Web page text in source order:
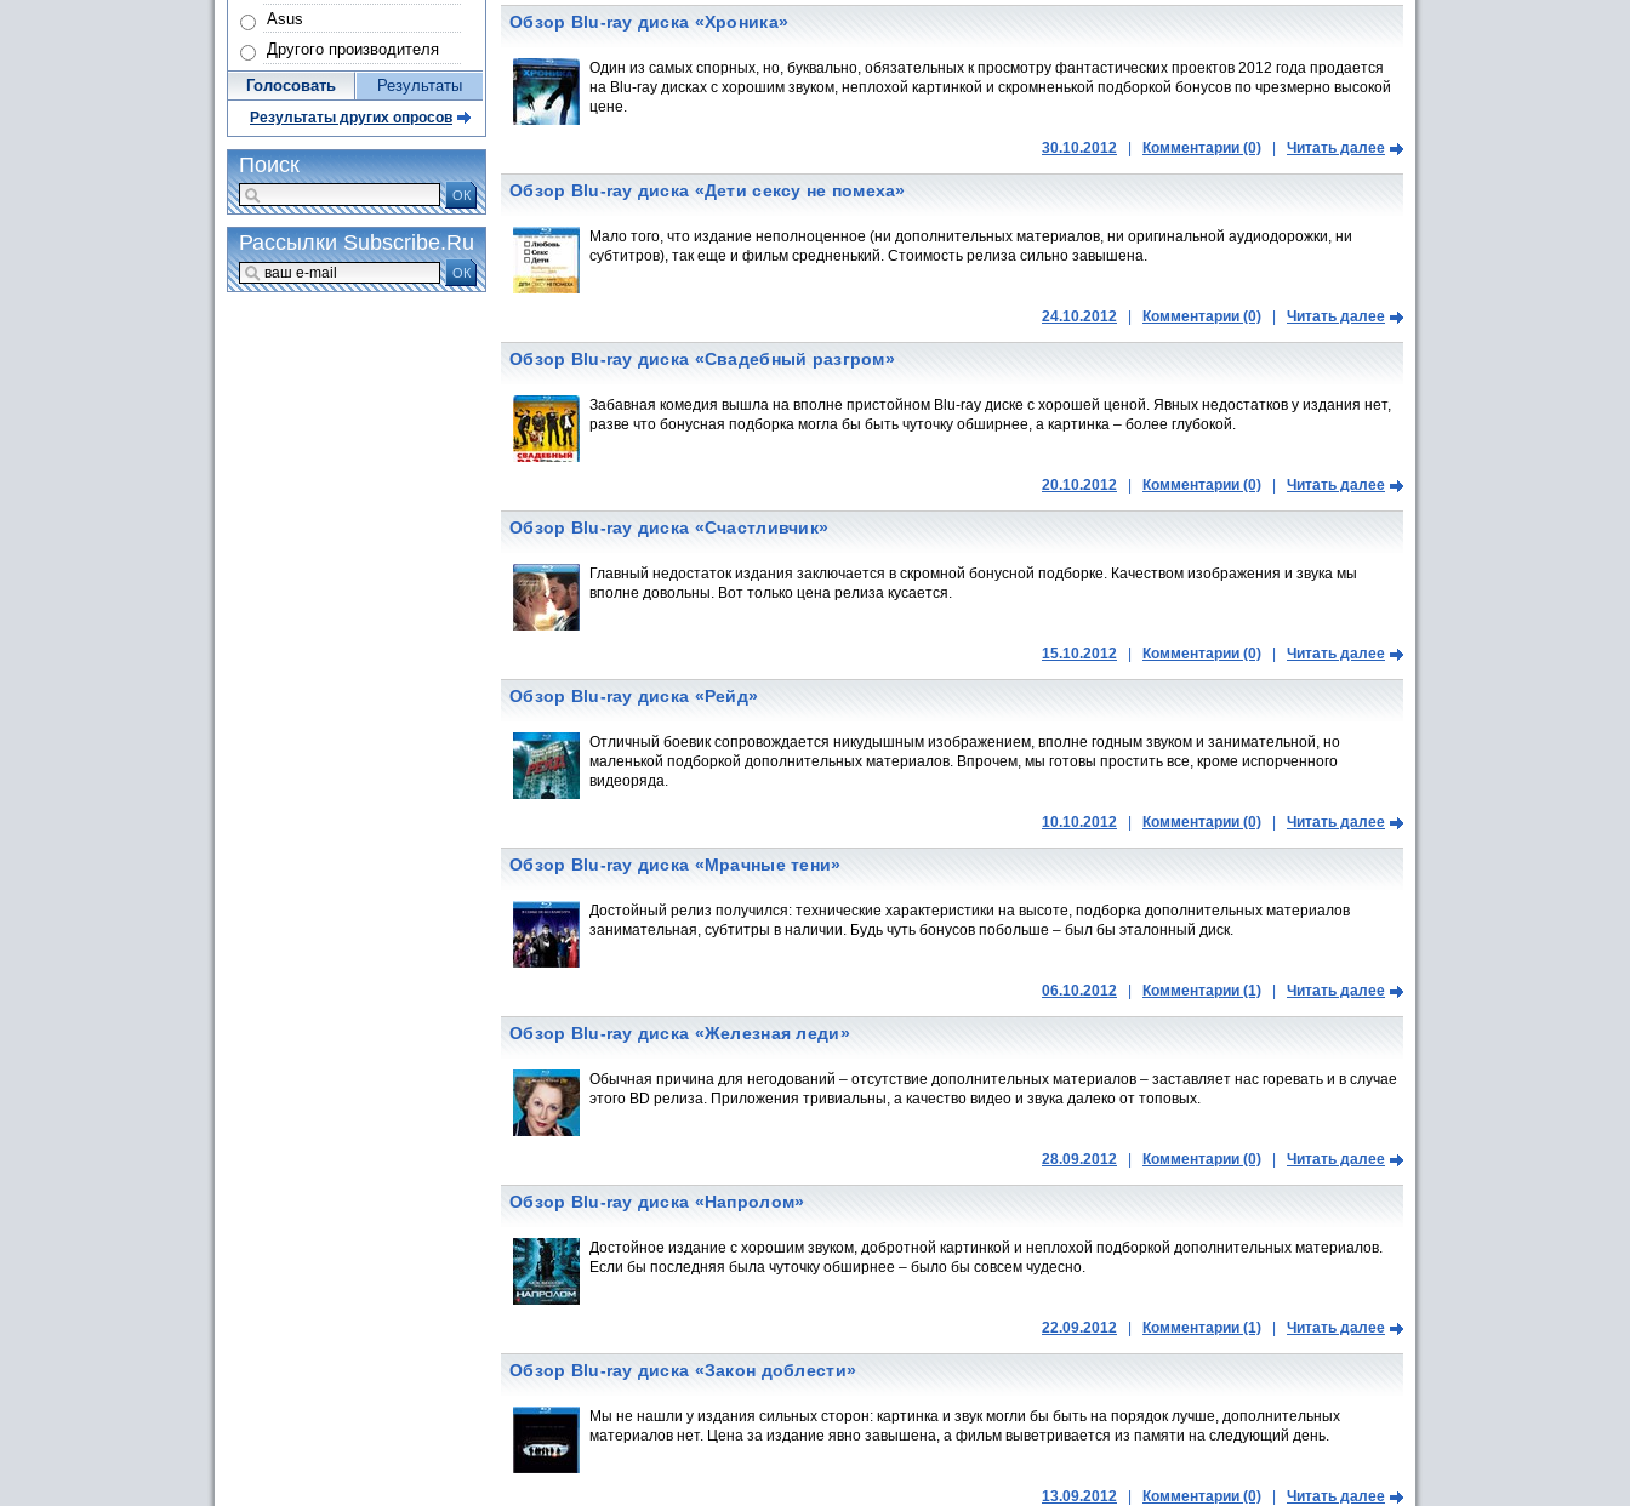
Обзор Blu-ray диска «Хроника»
Один из самых спорных, но, буквально, обязательных к просмотру фантастических проектов 2012 года продается
на Blu-ray дисках с хорошим звуком, неплохой картинкой и скромненькой подборкой бонусов по чрезмерно высокой
цене.
30.10.2012 Комментарии (0) Читать далее
Обзор Blu-ray диска «Дети сексу не помеха»
Мало того, что издание неполноценное (ни дополнительных материалов, ни оригинальной аудиодорожки, ни
субтитров), так еще и фильм средненький. Стоимость релиза сильно завышена.
24.10.2012 Комментарии (0) Читать далее
Обзор Blu-ray диска «Свадебный разгром»
Забавная комедия вышла на вполне пристойном Blu-ray диске с хорошей ценой. Явных недостатков у издания нет,
разве что бонусная подборка могла бы быть чуточку обширнее, а картинка – более глубокой.
20.10.2012 Комментарии (0) Читать далее
Обзор Blu-ray диска «Счастливчик»
Главный недостаток издания заключается в скромной бонусной подборке. Качеством изображения и звука мы
вполне довольны. Вот только цена релиза кусается.
15.10.2012 Комментарии (0) Читать далее
Обзор Blu-ray диска «Рейд»
Отличный боевик сопровождается никудышным изображением, вполне годным звуком и занимательной, но
маленькой подборкой дополнительных материалов. Впрочем, мы готовы простить все, кроме испорченного
видеоряда.
10.10.2012 Комментарии (0) Читать далее
Обзор Blu-ray диска «Мрачные тени»
Достойный релиз получился: технические характеристики на высоте, подборка дополнительных материалов
занимательная, субтитры в наличии. Будь чуть бонусов побольше – был бы эталонный диск.
06.10.2012 Комментарии (1) Читать далее
Обзор Blu-ray диска «Железная леди»
Обычная причина для негодований – отсутствие дополнительных материалов – заставляет нас горевать и в случае
этого BD релиза. Приложения тривиальны, а качество видео и звука далеко от топовых.
28.09.2012 Комментарии (0) Читать далее
Обзор Blu-ray диска «Напролом»
Достойное издание с хорошим звуком, добротной картинкой и неплохой подборкой дополнительных материалов.
Если бы последняя была чуточку обширнее – было бы совсем чудесно.
22.09.2012 Комментарии (1) Читать далее
Обзор Blu-ray диска «Закон доблести»
Мы не нашли у издания сильных сторон: картинка и звук могли бы быть на порядок лучше, дополнительных
материалов нет. Цена за издание явно завышена, а фильм выветривается из памяти на следующий день.
13.09.2012 Комментарии (0) Читать далее
Asus
Другого производителя
Голосовать Результаты
Результаты других опросов
Поиск
ОК
Рассылки Subscribe.Ru
ОК